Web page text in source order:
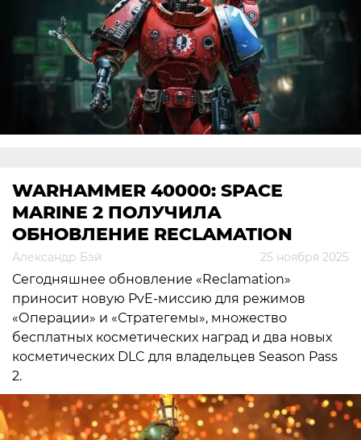
WARHAMMER 40000: SPACE
MARINE 2 ПОЛУЧИЛА
ОБНОВЛЕНИЕ RECLAMATION
Александр Бэй 25 ноября 2025
Сегодняшнее обновление «Reclamation»
приносит новую PvE-миссию для режимов
«Операции» и «Стратегемы», множество
бесплатных косметических наград и два новых
косметических DLC для владельцев Season Pass
2.